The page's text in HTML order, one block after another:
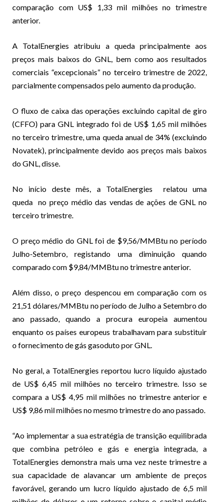
comparação com US$ 1,33 mil milhões no trimestre
anterior.
A TotalEnergies atribuiu a queda principalmente aos
preços mais baixos do GNL, bem como aos resultados
comerciais “excepcionais” no terceiro trimestre de 2022,
parcialmente compensados pelo aumento da produção.
O fluxo de caixa das operações excluindo capital de giro
(CFFO) para GNL integrado foi de US$ 1,65 mil milhões
no terceiro trimestre, uma queda anual de 34% (excluindo
Novatek), principalmente devido aos preços mais baixos
do GNL, disse.
No início deste mês, a TotalEnergies relatou uma
queda no preço médio das vendas de ações de GNL no
terceiro trimestre.
O preço médio do GNL foi de $9,56/MMBtu no período
Julho-Setembro, registando uma diminuição quando
comparado com $9,84/MMBtu no trimestre anterior.
Além disso, o preço despencou em comparação com os
21,51 dólares/MMBtu no período de Julho a Setembro do
ano passado, quando a procura europeia aumentou
enquanto os países europeus trabalhavam para substituir
o fornecimento de gás gasoduto por GNL.
No geral, a TotalEnergies reportou lucro líquido ajustado
de US$ 6,45 mil milhões no terceiro trimestre. Isso se
compara a US$ 4,95 mil milhões no trimestre anterior e
US$ 9,86 mil milhões no mesmo trimestre do ano passado.
“Ao implementar a sua estratégia de transição equilibrada
que combina petróleo e gás e energia integrada, a
TotalEnergies demonstra mais uma vez neste trimestre a
sua capacidade de alavancar um ambiente de preços
favorável, gerando um lucro líquido ajustado de 6,5 mil